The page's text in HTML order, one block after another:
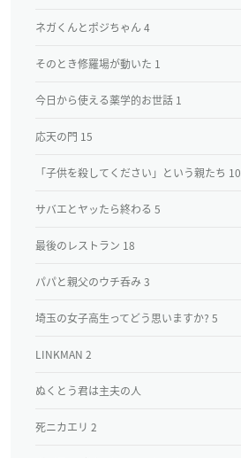
ネガくんとポジちゃん 4
そのとき修羅場が動いた 1
今日から使える薬学的お世話 1
応天の門 15
「子供を殺してください」という親たち 10
サバエとヤッたら終わる 5
最後のレストラン 18
パパと親父のウチ呑み 3
埼玉の女子高生ってどう思いますか? 5
LINKMAN 2
ぬくとう君は主夫の人
死ニカエリ 2